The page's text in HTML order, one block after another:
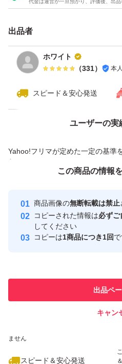
代金は運営が一旦預かり、評価後、出
出品者
ホワイト
（331） 本
スピード＆安心発送
ユーザーの実
Yahoo!フリマが定めた一定の基準
付与しています
安心取引出品者
取引実績
ません
スピード＆安心発送
価格の相談
この商品の情報
商品画像の無断転載は禁止
コピーされた情報は必ず
してください
コピーは1商品につき1回
出品ペ
キャン
この商品をみている人にオス